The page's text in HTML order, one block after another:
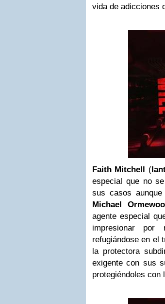
vida de adicciones
Faith Mitchell (
especial que no
sus casos
Michael
agente especial
impresionar
refugiándose en el
la protectora
exigente con sus
protegiéndoles con